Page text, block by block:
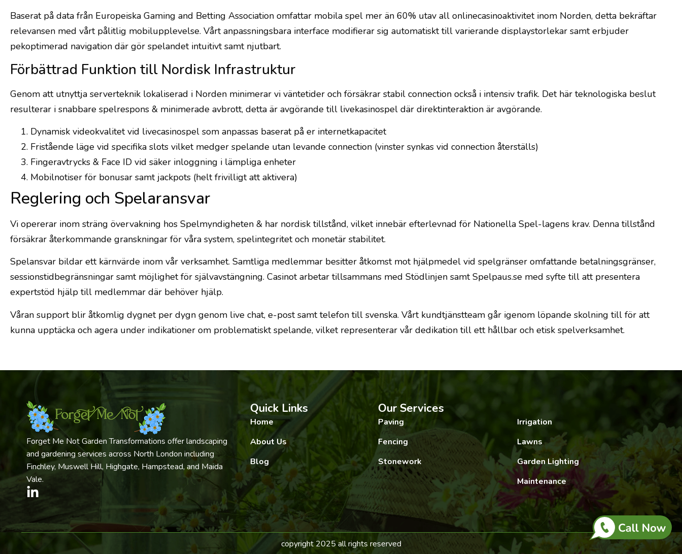
Baserat på data från Europeiska Gaming and Betting Association omfattar mobila spel mer än 60% utav all onlinecasinoaktivitet inom Norden, detta bekräftar
relevansen med vårt pålitlig mobilupplevelse. Vårt anpassningsbara interface modifierar sig automatiskt till varierande displaystorlekar samt erbjuder
pekoptimerad navigation där gör spelandet intuitivt samt njutbart.
Förbättrad Funktion till Nordisk Infrastruktur
Genom att utnyttja serverteknik lokaliserad i Norden minimerar vi väntetider och försäkrar stabil connection också i intensiv trafik. Det här teknologiska beslut
resulterar i snabbare spelrespons & minimerade avbrott, detta är avgörande till livekasinospel där direktinteraktion är avgörande.
Dynamisk videokvalitet vid livecasinospel som anpassas baserat på er internetkapacitet
Fristående läge vid specifika slots vilket medger spelande utan levande connection (vinster synkas vid connection återställs)
Fingeravtrycks & Face ID vid säker inloggning i lämpliga enheter
Mobilnotiser för bonusar samt jackpots (helt frivilligt att aktivera)
Reglering och Spelaransvar
Vi opererar inom sträng övervakning hos Spelmyndigheten & har nordisk tillstånd, vilket innebär efterlevnad för Nationella Spel-lagens krav. Denna tillstånd
försäkrar återkommande granskningar för våra system, spelintegritet och monetär stabilitet.
Spelansvar bildar ett kärnvärde inom vår verksamhet. Samtliga medlemmar besitter åtkomst mot hjälpmedel vid spelgränser omfattande betalningsgränser,
sessionstidbegränsningar samt möjlighet för självavstängning. Casinot arbetar tillsammans med Stödlinjen samt Spelpaus.se med syfte till att presentera
expertstöd hjälp till medlemmar där behöver hjälp.
Våran support blir åtkomlig dygnet per dygn genom live chat, e-post samt telefon till svenska. Vårt kundtjänstteam går igenom löpande skolning till för att
kunna upptäcka och agera under indikationer om problematiskt spelande, vilket representerar vår dedikation till ett hållbar och etisk spelverksamhet.
Forget Me Not Garden Transformations offer landscaping
and gardening services across North London including
Finchley, Muswell Hill, Highgate, Hampstead, and Maida
Vale.
Quick Links
Home
About Us
Blog
Our Services
Paving
Fencing
Stonework
Irrigation
Lawns
Garden Lighting
Maintenance
copyright 2025 all rights reserved